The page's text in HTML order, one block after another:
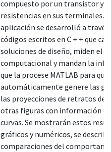
compuesto por un transistor y
resistencias en sus terminales.
aplicación se desarrolló a través
códigos escritos en C + + que
soluciones de diseño, miden el
computacional y mandan la
que la procese MATLAB para que
automáticamente genere las
las proyecciones de retratos de
otras figuras con información
curvas. Se mostrarán estos
gráficos y numéricos, se
comparaciones del